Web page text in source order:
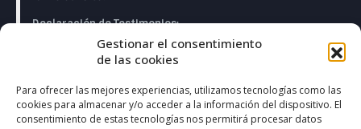
Gestionar el consentimiento
de las cookies
Para ofrecer las mejores experiencias, utilizamos tecnologías como las
cookies para almacenar y/o acceder a la información del dispositivo. El
consentimiento de estas tecnologías nos permitirá procesar datos
Declaración de Testimonios:
Los testimonios que aparecen en esta página web pueden
garantía de rendimiento o éxito en el futuro.
Declaración de la Sala de Operaciones en Directo: